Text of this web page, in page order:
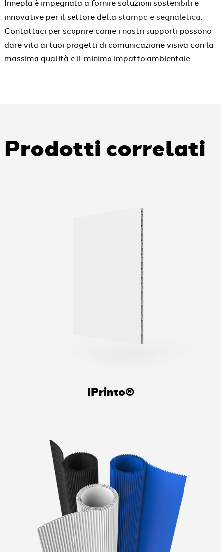
innovative per il settore della stampa e segnaletica
Contattaci per scoprire come i nostri supporti possono
dare vita ai tuoi progetti di comunicazione visiva con la
massima qualità e il minimo impatto ambientale.
Prodotti correlati
IPrinto®